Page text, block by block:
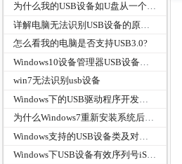
为什么我的USB设备如U盘从一个端口换到另一个端口会重新安装驱动？
怎么看我的电脑是否支持USB3.0?
win7无法识别usb设备
为什么Windows7重新安装系统后插在USB3.0端口的鼠标不能使用？
Windows下USB设备有效序列号iSerialNumber的判断标准